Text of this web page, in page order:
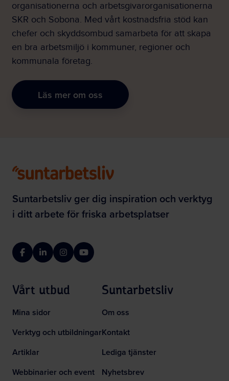
organisationerna och arbetsgivarorganisationerna
SKR och Sobona. Med vårt kostnadsfria stöd kan
chefer och skyddsombud samarbeta för att skapa
en bra arbetsmiljö i kommuner, regioner och
kommunala företag.
Läs mer om oss
Suntarbetsliv ger dig inspiration och verktyg
i ditt arbete för friska arbetsplatser
FacebookLinkedInInstagramYouTube
Vårt utbud
Mina sidor
Verktyg och utbildningar
Artiklar
Webbinarier och event
Suntarbetsliv
Om oss
Kontakt
Lediga tjänster
Nyhetsbrev